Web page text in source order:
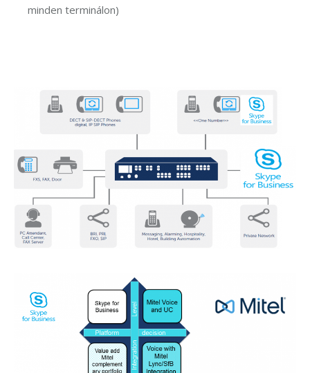
minden terminálon)